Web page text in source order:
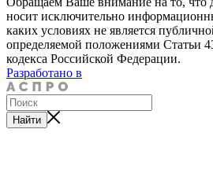
носит исключительно
каких условиях не является
определяемой положениями Статьи
кодекса Российской Федерации.
Разработано в
Найти